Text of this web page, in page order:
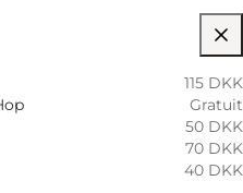
10:00 AM–05:00 PM
10:00 AM–05:00 PM
115 DKK
Gratuit
50 DKK
70 DKK
40 DKK